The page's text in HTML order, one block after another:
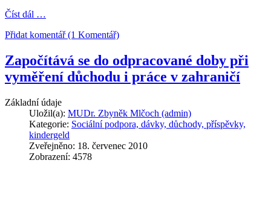
Číst dál …
Přidat komentář (1 Komentář)
Započítává se do odpracované doby při
vyměření důchodu i práce v zahraničí
Základní údaje
Uložil(a): MUDr. Zbyněk Mlčoch (admin)
Kategorie: Sociální podpora, dávky, důchody, příspěvky,
kindergeld
Zveřejněno: 18. červenec 2010
Zobrazení: 4578